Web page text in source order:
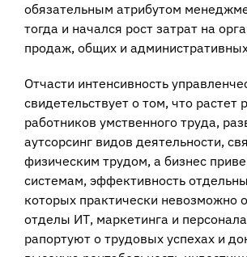
обязательным атрибутом
тогда и начался рост затрат на
продаж, общих и
Отчасти интенсивность
свидетельствует о том, что растет
работников умственного труда,
аутсорсинг видов деятельности,
физическим трудом, а бизнес
системам, эффективность
которых практически невозможно
отделы ИТ, маркетинга и
рапортуют о трудовых успехах и